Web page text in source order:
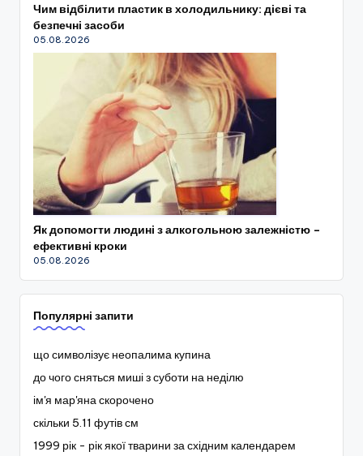
Чим відбілити пластик в холодильнику: дієві та
безпечні засоби
05.08.2026
Як допомогти людині з алкогольною залежністю –
ефективні кроки
05.08.2026
Популярні запити
що символізує неопалима купина
до чого сняться миші з суботи на неділю
ім'я мар'яна скорочено
скільки 5.11 футів см
1999 рік - рік якої тварини за східним календарем